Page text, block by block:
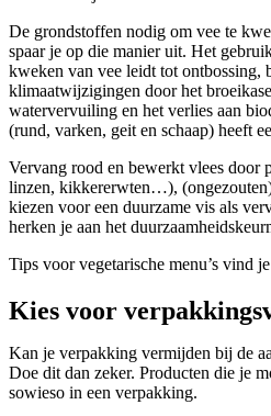
De grondstoffen nodig om vee te
spaar je op die manier uit. Het
kweken van vee leidt tot ontbossing,
klimaatwijzigingen door het
watervervuiling en het verlies aan
(rund, varken, geit en schaap) heeft
Vervang rood en bewerkt vlees door
linzen, kikkererwten…),
kiezen voor een duurzame vis als
herken je aan het
Tips voor vegetarische menu’s vind
Kies voor
Kan je verpakking vermijden bij de
Doe dit dan zeker. Producten die je
sowieso in een verpakking.